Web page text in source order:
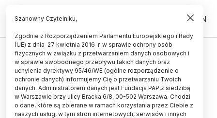
PL EN
Wiemy coraz więcej o twórcach
najstarszego kamiennego muru w
Polsce
03.07.2016
aktualizacja: 03.07.2016
4 minuty czytania
Szanowny Czytelniku,
Zgodnie z Rozporządzeniem Parlamentu Europejskiego i Rady
(UE) z dnia 27 kwietnia 2016 r. w sprawie ochrony osób
fizycznych w związku z przetwarzaniem danych osobowych i
w sprawie swobodnego przepływu takich danych oraz
uchylenia dyrektywy 95/46/WE (ogólne rozporządzenie o
ochronie danych) informujemy Cię o przetwarzaniu Twoich
danych. Administratorem danych jest Fundacja PAP,z siedzibą
w Warszawie przy ulicy Bracka 6/8, 00-502 Warszawa. Chodzi
o dane, które są zbierane w ramach korzystania przez Ciebie z
naszych usług, w tym stron internetowych, serwisów i innych